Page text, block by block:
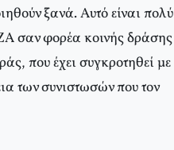
ξανά. Αυτό είναι πολύ
σαν φορέα κοινής δράσης
που έχει συγκροτηθεί με
των συνιστωσών που τον